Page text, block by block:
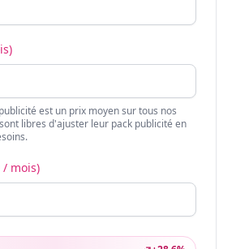
est un prix moyen sur tous nos
libres d'ajuster leur pack publicité en
/ mois)